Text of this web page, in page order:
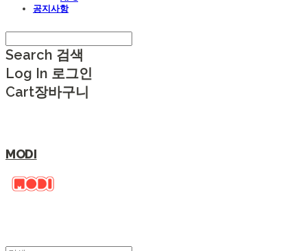
공지사항
Search 검색
Log In 로그인
Cart장바구니
MODI